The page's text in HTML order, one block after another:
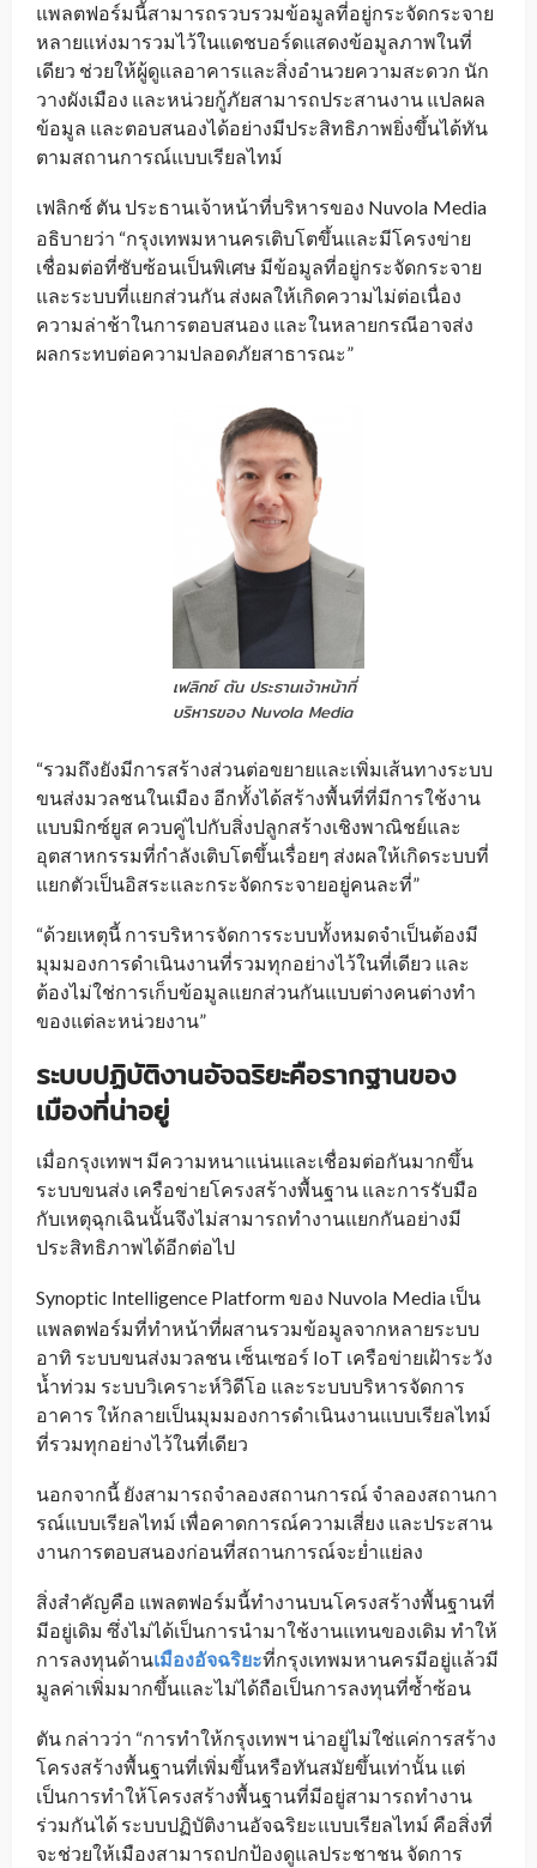
แพลตฟอร์มนี้สามารถรวบรวมข้อมูลที่อยู่กระจัดกระจาย
หลายแห่งมารวมไว้ในแดชบอร์ดแสดงข้อมูลภาพในที่
เดียว ช่วยให้ผู้ดูแลอาคารและสิ่งอำนวยความสะดวก นัก
วางผังเมือง และหน่วยกู้ภัยสามารถประสานงาน แปลผล
ข้อมูล และตอบสนองได้อย่างมีประสิทธิภาพยิ่งขึ้นได้ทัน
ตามสถานการณ์แบบเรียลไทม์
เฟลิกซ์ ตัน ประธานเจ้าหน้าที่บริหารของ Nuvola Media
อธิบายว่า “กรุงเทพมหานครเติบโตขึ้นและมีโครงข่าย
เชื่อมต่อที่ซับซ้อนเป็นพิเศษ มีข้อมูลที่อยู่กระจัดกระจาย
และระบบที่แยกส่วนกัน ส่งผลให้เกิดความไม่ต่อเนื่อง
ความล่าช้าในการตอบสนอง และในหลายกรณีอาจส่ง
ผลกระทบต่อความปลอดภัยสาธารณะ”
เฟลิกซ์ ตัน ประธานเจ้าหน้าที่
บริหารของ Nuvola Media
“รวมถึงยังมีการสร้างส่วนต่อขยายและเพิ่มเส้นทางระบบ
ขนส่งมวลชนในเมือง อีกทั้งได้สร้างพื้นที่ที่มีการใช้งาน
แบบมิกซ์ยูส ควบคู่ไปกับสิ่งปลูกสร้างเชิงพาณิชย์และ
อุตสาหกรรมที่กำลังเติบโตขึ้นเรื่อยๆ ส่งผลให้เกิดระบบที่
แยกตัวเป็นอิสระและกระจัดกระจายอยู่คนละที่”
“ด้วยเหตุนี้ การบริหารจัดการระบบทั้งหมดจำเป็นต้องมี
มุมมองการดำเนินงานที่รวมทุกอย่างไว้ในที่เดียว และ
ต้องไม่ใช่การเก็บข้อมูลแยกส่วนกันแบบต่างคนต่างทำ
ของแต่ละหน่วยงาน”
ระบบปฏิบัติงานอัจฉริยะคือรากฐานของ
เมืองที่น่าอยู่
เมื่อกรุงเทพฯ มีความหนาแน่นและเชื่อมต่อกันมากขึ้น
ระบบขนส่ง เครือข่ายโครงสร้างพื้นฐาน และการรับมือ
กับเหตุฉุกเฉินนั้นจึงไม่สามารถทำงานแยกกันอย่างมี
ประสิทธิภาพได้อีกต่อไป
Synoptic Intelligence Platform ของ Nuvola Media เป็น
แพลตฟอร์มที่ทำหน้าที่ผสานรวมข้อมูลจากหลายระบบ
อาทิ ระบบขนส่งมวลชน เซ็นเซอร์ IoT เครือข่ายเฝ้าระวัง
น้ำท่วม ระบบวิเคราะห์วิดีโอ และระบบบริหารจัดการ
อาคาร ให้กลายเป็นมุมมองการดำเนินงานแบบเรียลไทม์
ที่รวมทุกอย่างไว้ในที่เดียว
นอกจากนี้ ยังสามารถจำลองสถานการณ์ จำลองสถานกา
รณ์แบบเรียลไทม์ เพื่อคาดการณ์ความเสี่ยง และประสาน
งานการตอบสนองก่อนที่สถานการณ์จะย่ำแย่ลง
สิ่งสำคัญคือ แพลตฟอร์มนี้ทำงานบนโครงสร้างพื้นฐานที่
มีอยู่เดิม ซึ่งไม่ได้เป็นการนำมาใช้งานแทนของเดิม ทำให้
การลงทุนด้านเมืองอัจฉริยะที่กรุงเทพมหานครมีอยู่แล้วมี
มูลค่าเพิ่มมากขึ้นและไม่ได้ถือเป็นการลงทุนที่ซ้ำซ้อน
ตัน กล่าวว่า “การทำให้กรุงเทพฯ น่าอยู่ไม่ใช่แค่การสร้าง
โครงสร้างพื้นฐานที่เพิ่มขึ้นหรือทันสมัยขึ้นเท่านั้น แต่
เป็นการทำให้โครงสร้างพื้นฐานที่มีอยู่สามารถทำงาน
ร่วมกันได้ ระบบปฏิบัติงานอัจฉริยะแบบเรียลไทม์ คือสิ่งที่
จะช่วยให้เมืองสามารถปกป้องดูแลประชาชน จัดการ